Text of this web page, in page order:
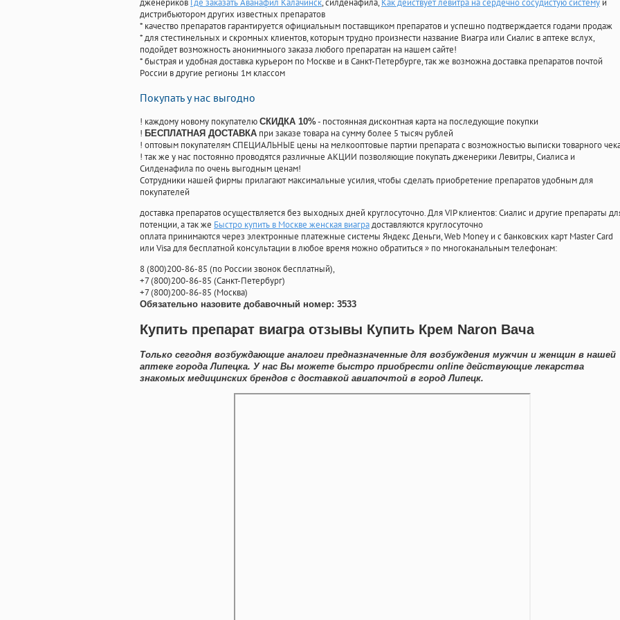
дженериков Где заказать Аванафил Калачинск, силденафила, Как действует левитра на сердечно сосудистую систему и
дистрибьютором других известных препаратов
* качество препаратов гарантируется официальным поставщиком препаратов и успешно подтверждается годами продаж
* для стестинельных и скромных клиентов, которым трудно произнести название Виагра или Сиалис в аптеке вслух,
подойдет возможность анонимныого заказа любого препаратан на нашем сайте!
* быстрая и удобная доставка курьером по Москве и в Санкт-Петербурге, так же возможна доставка препаратов почтой
России в другие регионы 1м классом
Покупать у нас выгодно
! каждому новому покупателю СКИДКА 10%- постоянная дисконтная карта на последующие покупки
! БЕСПЛАТНАЯ ДОСТАВКА при заказе товара на сумму более 5 тысяч рублей
! оптовым покупателям СПЕЦИАЛЬНЫЕ цены на мелкооптовые партии препарата с возможностью выписки товарного
! так же у нас постоянно проводятся различные АКЦИИ позволяющие покупать дженерики Левитры, Сиалиса и
Силденафила по очень выгодным ценам!
Cотрудники нашей фирмы прилагают максимальные усилия, чтобы сделать приобретение препаратов удобным для
покупателей
доставка препаратов осуществляется без выходных дней круглосуточно. Для VIP клиентов: Сиалис и другие препараты
потенции, а так же Быстро купить в Москве женская виаградоставляются круглосуточно
оплата принимаются через электронные платежные системы Яндекс Деньги, Web Money и с банковских карт Master Card
или Visa для бесплатной консультации в любое время можно обратиться» по многоканальным телефонам:
8(800)200-86-85 (по России звонок бесплатный),
+7(800)200-86-85 (Санкт-Петербург)
+7(800)200-86-85 (Москва)
Обязательно назовите добавочный номер: 3533
Купить препарат виагра отзывы Купить Крем Naron Вача
Только сегодня возбуждающие аналоги предназначенные для возбуждения мужчин и женщин в нашей
аптеке города Липецка. У нас Вы можете быстро приобрести online действующие лекарства
знакомых медицинских брендов с доставкой авиапочтой в город Липецк.